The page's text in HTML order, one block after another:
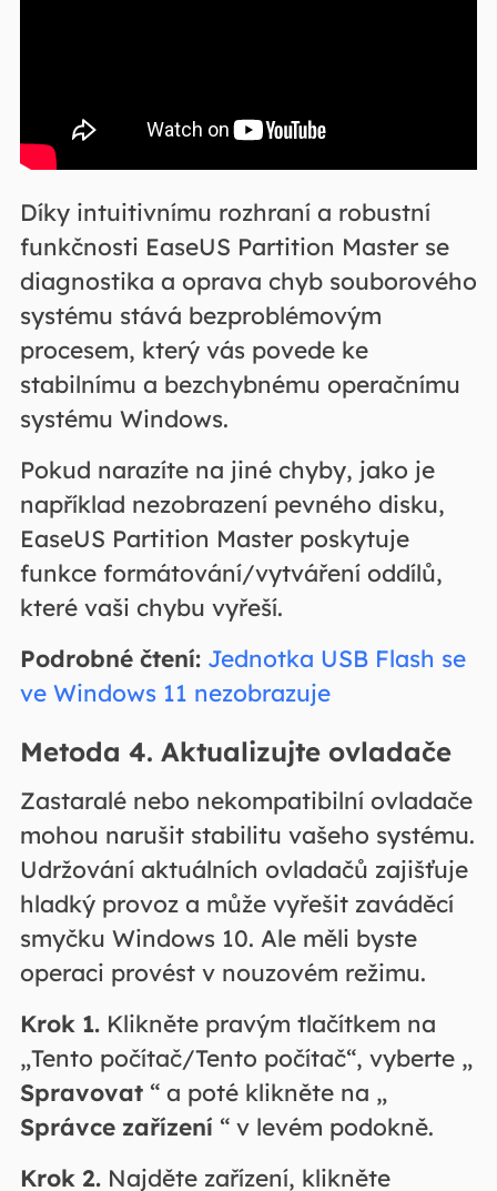
Díky intuitivnímu rozhraní a robustní
funkčnosti EaseUS Partition Master se
diagnostika a oprava chyb souborového
systému stává bezproblémovým
procesem, který vás povede ke
stabilnímu a bezchybnému operačnímu
systému Windows.
Pokud narazíte na jiné chyby, jako je
například nezobrazení pevného disku,
EaseUS Partition Master poskytuje
funkce formátování/vytváření oddílů,
které vaši chybu vyřeší.
Podrobné čtení: Jednotka USB Flash se
ve Windows 11 nezobrazuje
Metoda 4. Aktualizujte ovladače
Zastaralé nebo nekompatibilní ovladače
mohou narušit stabilitu vašeho systému.
Udržování aktuálních ovladačů zajišťuje
hladký provoz a může vyřešit zaváděcí
smyčku Windows 10. Ale měli byste
operaci provést v nouzovém režimu.
Krok 1.Klikněte pravým tlačítkem na
„Tento počítač/Tento počítač“, vyberte „
Spravovat“ a poté klikněte na „
Správce zařízení “ v levém podokně.
Krok 2.Najděte zařízení, klikněte